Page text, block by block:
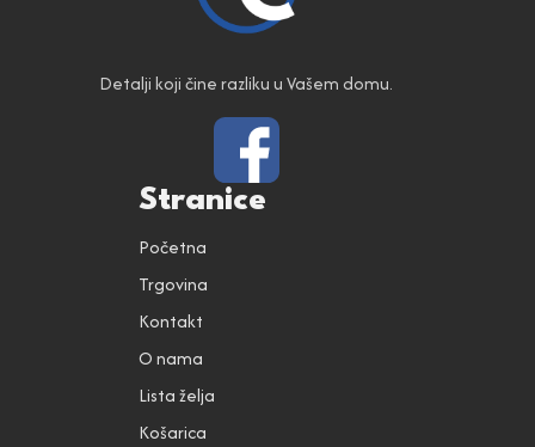
Detalji koji čine razliku u Vašem domu.
Stranice
Početna
Trgovina
Kontakt
O nama
Lista želja
Košarica